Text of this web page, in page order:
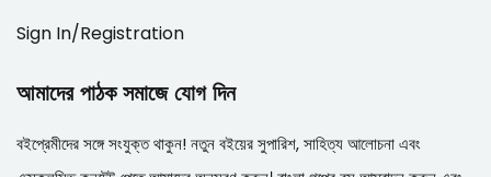
Sign In/Registration
আমাদের পাঠক সমাজে যোগ দিন
বইপ্রেমীদের সঙ্গে সংযুক্ত থাকুন! নতুন বইয়ের সুপারিশ, সাহিত্য আলোচনা এবং